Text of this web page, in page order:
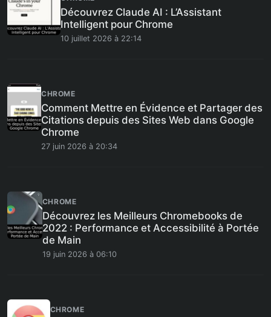
Découvrez Claude AI : L’Assistant
Intelligent pour Chrome
10 juillet 2026 à 22:14
CHROME
Comment Mettre en Évidence et Partager des
Citations depuis des Sites Web dans Google
Chrome
27 juin 2026 à 20:34
CHROME
Découvrez les Meilleurs Chromebooks de
2022 : Performance et Accessibilité à Portée
de Main
19 juin 2026 à 06:10
CHROME